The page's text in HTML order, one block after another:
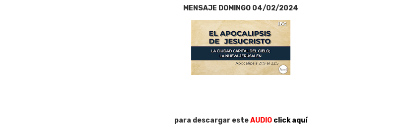
MENSAJE DOMINGO 04/02/2024
para descargar esteAUDIO click aquí